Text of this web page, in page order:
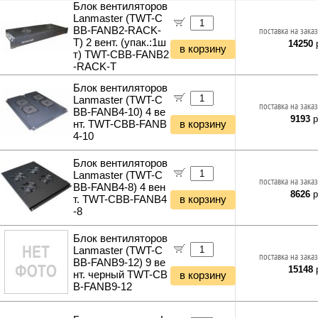
Кабель силовой (бухты)
Аксессуары для майнинга
Планки и панели портов
Органайзеры для кабелей
Стяжки для кабелей
Кабели и переходники прочие
Снегоуборщики и подметальщики
Мотобуры
Отбойные молотки
Вибротехника
Бетономешалки
Садовые инструменты
Наборы инструментов
Хранение инструментов
Удлинители силовые
Фонари и мобильные светильники
Мультитулы и ножи
Инструменты и техника прочее
Ночники и декоративные светильники
Гирлянды и гибкий неон
Блок вентиляторов
Lanmaster (TWT-C
BB-FANB2-RACK-
T) 2 вент. (упак.:1ш
т) TWT-CBB-FANB2
-RACK-T
в корзину
поставка на
14250
Блок вентиляторов
Lanmaster (TWT-C
BB-FANB4-10) 4 ве
нт. TWT-CBB-FANB
4-10
в корзину
поставка на
9193
Блок вентиляторов
Lanmaster (TWT-C
BB-FANB4-8) 4 вен
т. TWT-CBB-FANB4
-8
в корзину
поставка на
8626
Блок вентиляторов
Lanmaster (TWT-C
BB-FANB9-12) 9 ве
нт. черный TWT-CB
B-FANB9-12
в корзину
поставка на
15148